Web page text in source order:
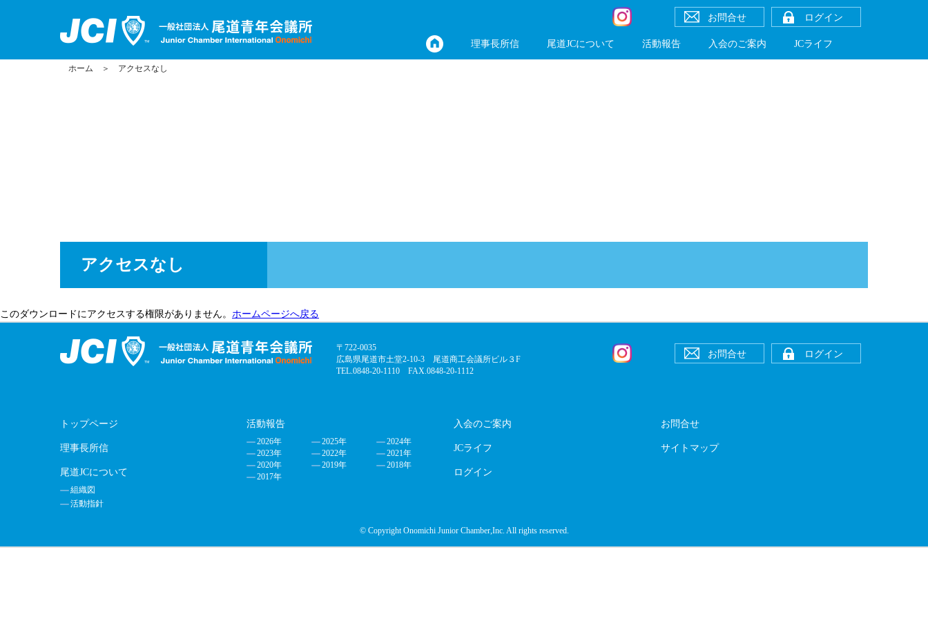
お問合せ ログイン
理事長所信 尾道JCについて 活動報告 入会のご案内 JCライフ
ホーム ＞ アクセスなし
アクセスなし
このダウンロードにアクセスする権限がありません。 ホームページへ戻る
〒722-0035
広島県尾道市土堂2-10-3 尾道商工会議所ビル３F
TEL.0848-20-1110 FAX.0848-20-1112
お問合せ ログイン
トップページ
理事長所信
尾道JCについて
組織図
活動指針
活動報告
2026年 2025年
2024年
2023年
2022年
2021年
2020年
2019年
2018年
2017年
入会のご案内
JCライフ
ログイン
お問合せ
サイトマップ
© Copyright Onomichi Junior Chamber,Inc. All rights reserved.